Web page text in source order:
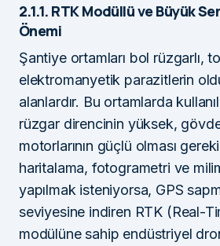
2.1.1. RTK Modüllü ve Büyük
Önemi
Şantiye ortamları bol rüzgarlı,
elektromanyetik parazitlerin
alanlardır. Bu ortamlarda
rüzgar direncinin yüksek,
motorlarının güçlü olması
haritalama, fotogrametri ve
yapılmak isteniyorsa, GPS
seviyesine indiren RTK (Real-
modülüne sahip endüstriyel